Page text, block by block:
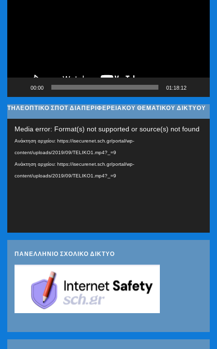
00:00 01:18:12
ΤΗΛΕΟΠΤΙΚΟ ΣΠΟΤ ΔΙΑΠΕΡΙΦΕΡΕΙΑΚΟΥ ΘΕΜΑΤΙΚΟΥ ΔΙΚΤΥΟΥ
Media error: Format(s) not supported or source(s) not found
Ανάκτηση αρχείου: https://isecurenet.sch.gr/portal/wp-
content/uploads/2019/09/TELIKO1.mp4?_=9
Ανάκτηση αρχείου: https://isecurenet.sch.gr/portal/wp-
content/uploads/2019/09/TELIKO1.mp4?_=9
ΠΑΝΕΛΛΗΝΙΟ ΣΧΟΛΙΚΟ ΔΙΚΤΥΟ